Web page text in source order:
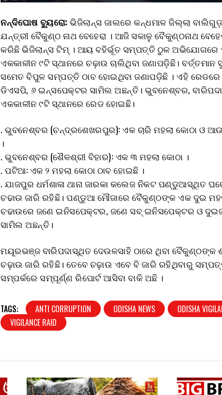
ନନ୍ଦିଘୋଷ ବ୍ୟୁରୋ: ଭିଜିଲାନ୍ସ ଜାଲରେ କନ୍ଧମାଳ ଜିଲ୍ଲା ବାଲିଗୁଡ଼ା
ଯନ୍ତ୍ରୀ ବୈକୁଣ୍ଠ ନାଥ ବେହେରା । ଆଜି ସକାଳୁ ବୈକୁଣ୍ଠନାଥ
କରିଛି ଭିଜିଲାନ୍ସ ଟିମ୍ । ଆୟ ବହିର୍ଭୂତ ସମ୍ପତ୍ତି ଠୁଳ ଅଭିଯୋଗରେ
ଏକକାଳୀନ ୯ଟି ସ୍ଥାନରେ ଚଢ଼ାଉ ଚାଲିଥିବା ଜଣାପଡ଼ିଛି। ବର୍ତ୍ତମାନ
ସମେତ ବିପୁଳ ସମ୍ପତ୍ତି ଠାବ ହୋଇଥିବା ଜଣାପଡ଼ିଛି । ଏହି
ଡିଏସପି, ୬ ଇନ୍ସପେକ୍ଟର ସାମିଲ ଅଛନ୍ତି। ଭୁବନେଶ୍ବର, ବାରିପଦା,
ଏକକାଳୀନ ୯ଟି ସ୍ଥାନରେ ରେଡ ହୋଇଛି।
. ଭୁବନେଶ୍ବର (ଚନ୍ଦ୍ରଶେଖରପୁର): ଏକ ଚାରି ମହଲା କୋଠା ଓ ଆଉ
।
. ଭୁବନେଶ୍ବର (ଶୈଳଶ୍ରୀ ବିହାର): ଏକ ୩ ମହଲା କୋଠା ।
. ପଟିଆ: ଏକ ୨ ମହଲା କୋଠା ଠାବ ହୋଇଛି ।
. ଯାଜପୁର ଧର୍ମଶାଳା ଥାନା ଜାରକା କଲେଜ ନିକଟ ପଣ୍ଡୁଆସ୍ଥିତ
ଚଢାଉ ଜାରି ରହିଛି। ପଣ୍ଡୁଆ ମୌଜାରେ ବୈକୁଣ୍ଠଙ୍କ ଏକ ଦୁଇ
ଚଢାଉରେ ଜଣେ ଇନିସପେକ୍ଟର, ଜଣେ ସବ୍ ଇନିସପେକ୍ଟର ଓ
ସାମିଲ ଅଛନ୍ତି।
ମୟୂରଭଞ୍ଜ ବାରିପଦାସ୍ଥିତ ଦେଉଳସାହି ଠାରେ ଥିବା
ଚଢ଼ାଉ ଜାରି ରହିଛି। ତେବେ ଚଢ଼ାଉ ଏବେ ବି ଜାରି ରହିଥିବାରୁ
ସମ୍ପର୍କରେ ସମ୍ପୂର୍ଣ୍ଣ ରିପୋର୍ଟ ଆସିବା ବାକି ଅଛି ।
TAGS: ANTI CORRUPTION ODISHA NEWS
ODISHA
VIGILANCE RAID